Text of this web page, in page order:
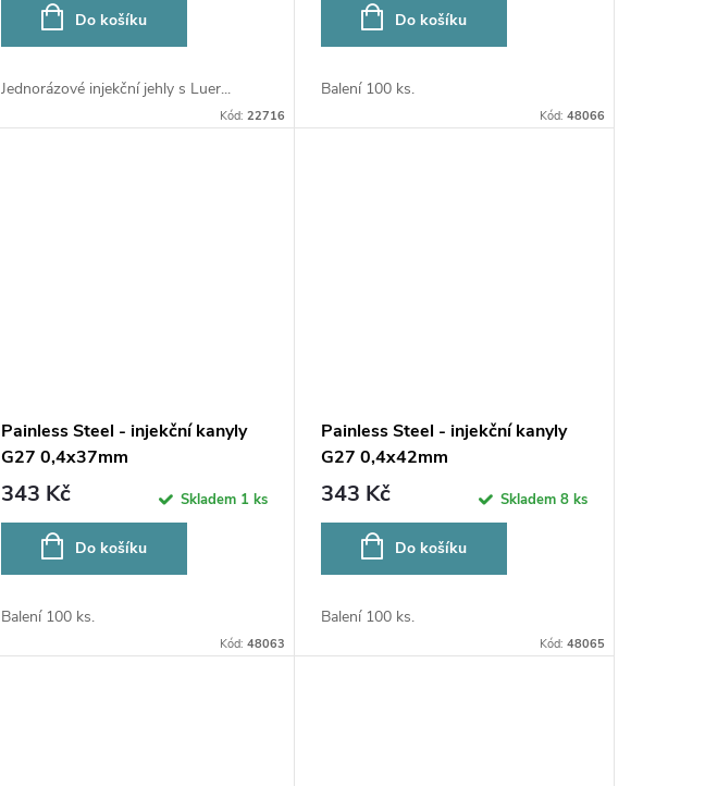
Do košíku
Jednorázové injekční jehly s Luer...
Kód: 22716
Do košíku
Balení 100 ks.
Kód: 48066
Painless Steel - injekční kanyly
G27 0,4x37mm
343 Kč Skladem 1 ks
Do košíku
Balení 100 ks.
Kód: 48063
Painless Steel - injekční kanyly
G27 0,4x42mm
343 Kč Skladem 8 ks
Do košíku
Balení 100 ks.
Kód: 48065